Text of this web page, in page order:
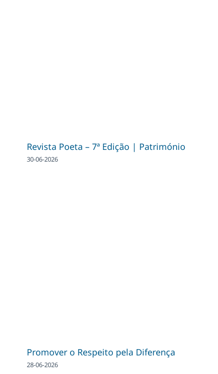
Revista Poeta – 7ª Edição | Património
30-06-2026
Promover o Respeito pela Diferença
28-06-2026